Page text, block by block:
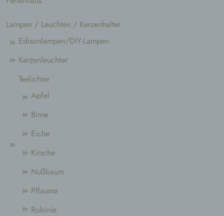
Lampen / Leuchten / Kerzenhalter
Edisonlampen/DIY-Lampen
Kerzenleuchter
Teelichter
Apfel
Birne
Eiche
Kirsche
Nußbaum
Pflaume
Robinie